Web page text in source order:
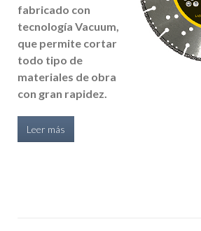
fabricado con
tecnología Vacuum,
que permite cortar
todo tipo de
materiales de obra
con gran rapidez.
Leer más